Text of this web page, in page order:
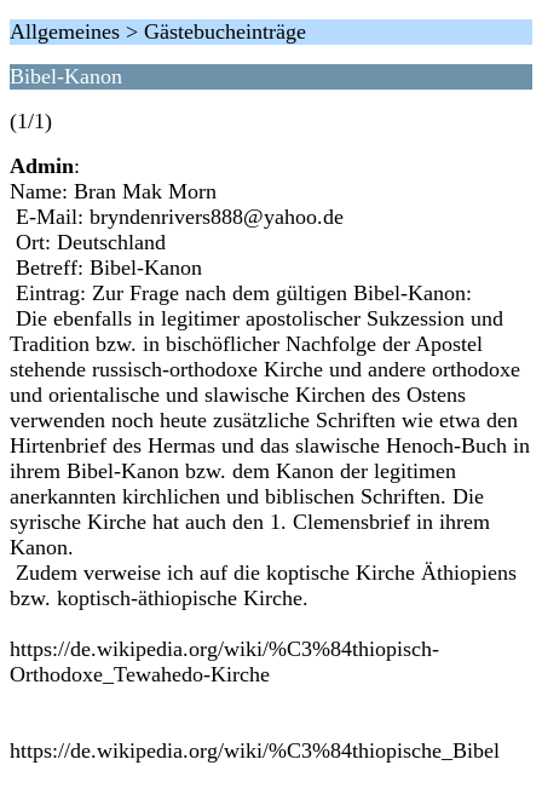
Allgemeines > Gästebucheinträge
Bibel-Kanon
(1/1)
Admin:
Name: Bran Mak Morn
E-Mail: bryndenrivers888@yahoo.de
Ort: Deutschland
Betreff: Bibel-Kanon
Eintrag: Zur Frage nach dem gültigen Bibel-Kanon:
Die ebenfalls in legitimer apostolischer Sukzession und
Tradition bzw. in bischöflicher Nachfolge der Apostel
stehende russisch-orthodoxe Kirche und andere orthodoxe
und orientalische und slawische Kirchen des Ostens
verwenden noch heute zusätzliche Schriften wie etwa den
Hirtenbrief des Hermas und das slawische Henoch-Buch in
ihrem Bibel-Kanon bzw. dem Kanon der legitimen
anerkannten kirchlichen und biblischen Schriften. Die
syrische Kirche hat auch den 1. Clemensbrief in ihrem
Kanon.
Zudem verweise ich auf die koptische Kirche Äthiopiens
bzw. koptisch-äthiopische Kirche.
https://de.wikipedia.org/wiki/%C3%84thiopisch-
Orthodoxe_Tewahedo-Kirche
https://de.wikipedia.org/wiki/%C3%84thiopische_Bibel